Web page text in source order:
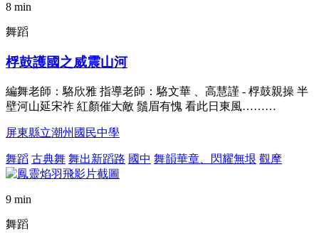
8 min
舞蹈
桴鼓護國之威震山河
編舞老師：駱欣雅 指導老師：駱文華 、高慧謹 - 桴鼓親操 半
壁河山延宋祚 紅顏催大敵 鬚眉有愧 看此日東風………
屏東縣立潮州國民中學
舞蹈 古典舞 舞出新蹈路 國中 舞韻華章、閃耀無垠 觀摩
9 min
舞蹈